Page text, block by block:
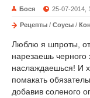
Бося 25-07-2014,
Рецепты / Соусы /
Люблю я шпроты,
нарезаешь черного
наслаждаешься! И
помакать
добавив соленого